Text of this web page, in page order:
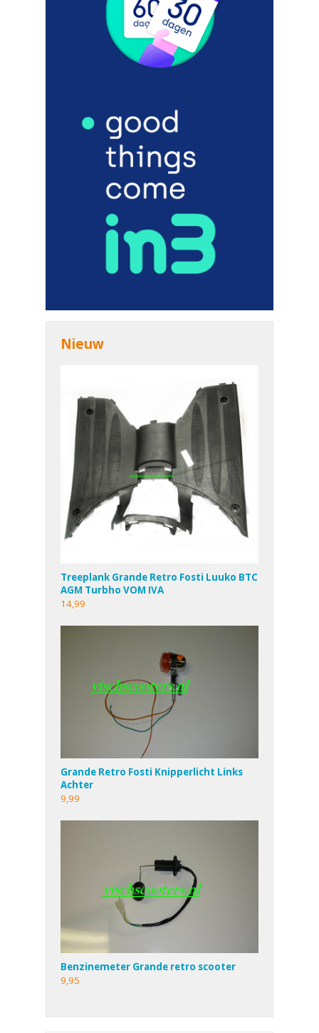
Nieuw
Treeplank Grande Retro Fosti Luuko BTC
AGM Turbho VOM IVA
14,99
Grande Retro Fosti Knipperlicht Links
Achter
9,99
Benzinemeter Grande retro scooter
9,95